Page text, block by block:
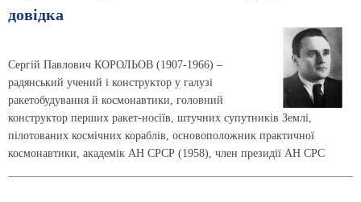
довідка
Сергій Павлович КОРОЛЬОВ (1907-1966) –
радянський учений і конструктор у галузі
ракетобудування й космонавтики, головний
конструктор перших ракет-носіїв, штучних супутників Землі,
пілотованих космічних кораблів, основоположник практичної
космонавтики, академік АН СРСР (1958), член президії АН СРС